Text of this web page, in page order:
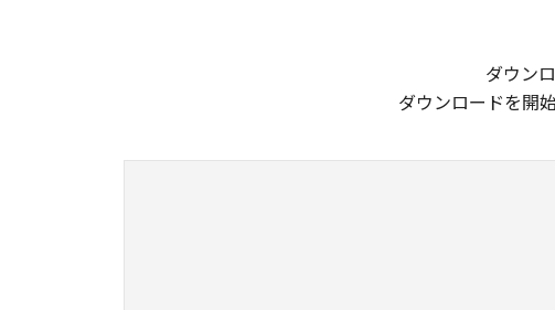
ダウン
ダウンロードを開